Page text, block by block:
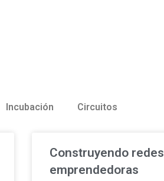
Incubación Circuitos
Construyendo redes
emprendedoras